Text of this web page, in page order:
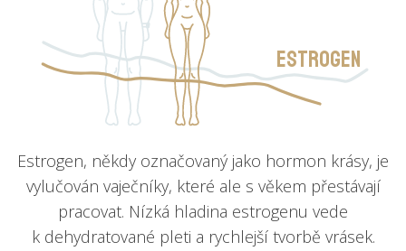
Estrogen
Estrogen, někdy označovaný jako hormon krásy, je
vylučován vaječníky, které ale s věkem přestávají
pracovat. Nízká hladina estrogenu vede
k dehydratované pleti a rychlejší tvorbě vrásek.